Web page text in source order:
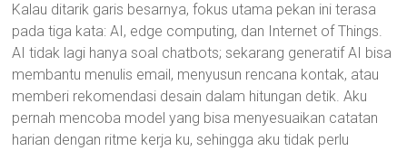
Kalau ditarik garis besarnya, fokus utama pekan ini terasa
pada tiga kata: AI, edge computing, dan Internet of Things.
AI tidak lagi hanya soal chatbots; sekarang generatif AI bisa
membantu menulis email, menyusun rencana kontak, atau
memberi rekomendasi desain dalam hitungan detik. Aku
pernah mencoba model yang bisa menyesuaikan catatan
harian dengan ritme kerja ku, sehingga aku tidak perlu